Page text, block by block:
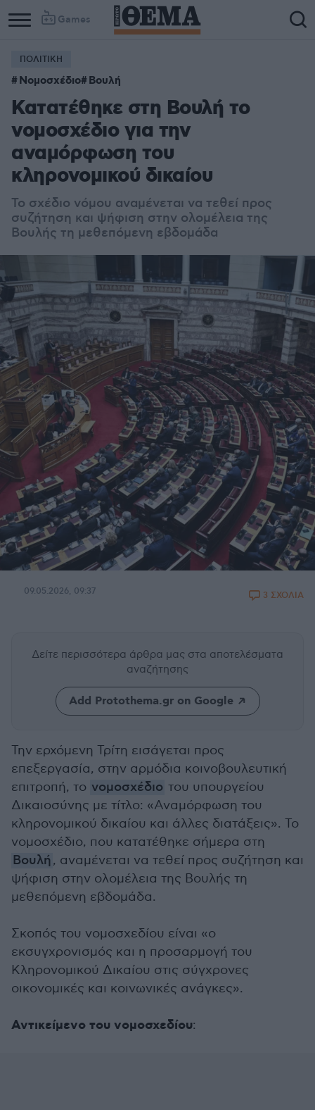
Games
ΠΟΛΙΤΙΚΗ
Νομοσχέδιο Βουλή
Κατατέθηκε στη Βουλή το
νομοσχέδιο για την
αναμόρφωση του
κληρονομικού δικαίου
Το σχέδιο νόμου αναμένεται να τεθεί προς
συζήτηση και ψήφιση στην ολομέλεια της
Βουλής τη μεθεπόμενη εβδομάδα
09.05.2026, 09:37 3 ΣΧΟΛΙΑ
Δείτε περισσότερα άρθρα μας στα αποτελέσματα
αναζήτησης
Add Protothema.gr on Google
Την ερχόμενη Τρίτη εισάγεται προς
επεξεργασία, στην αρμόδια κοινοβουλευτική
επιτροπή, το νομοσχέδιο του υπουργείου
Δικαιοσύνης με τίτλο: «Αναμόρφωση του
κληρονομικού δικαίου και άλλες διατάξεις». Το
νομοσχέδιο, που κατατέθηκε σήμερα στη
Βουλή, αναμένεται να τεθεί προς συζήτηση και
ψήφιση στην ολομέλεια της Βουλής τη
μεθεπόμενη εβδομάδα.
Σκοπός του νομοσχεδίου είναι «ο
εκσυγχρονισμός και η προσαρμογή του
Κληρονομικού Δικαίου στις σύγχρονες
οικονομικές και κοινωνικές ανάγκες».
Αντικείμενο του νομοσχεδίου: